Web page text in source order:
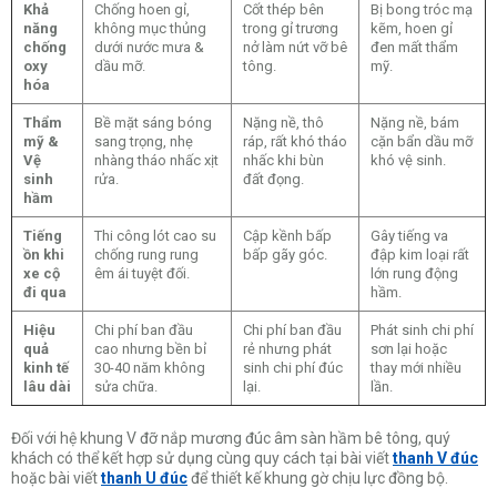
Khả
năng
chống
oxy
hóa
Chống hoen gỉ,
không mục thủng
dưới nước mưa &
dầu mỡ.
Cốt thép bên
trong gỉ trương
nở làm nứt vỡ bê
tông.
Bị bong tróc mạ
kẽm, hoen gỉ
đen mất thẩm
mỹ.
Thẩm
mỹ &
Vệ
sinh
hầm
Bề mặt sáng bóng
sang trọng, nhẹ
nhàng tháo nhấc xịt
rửa.
Nặng nề, thô
ráp, rất khó tháo
nhấc khi bùn
đất đọng.
Nặng nề, bám
cặn bẩn dầu mỡ
khó vệ sinh.
Tiếng
ồn khi
xe cộ
đi qua
Thi công lót cao su
chống rung rung
êm ái tuyệt đối.
Cập kềnh bấp
bấp gãy góc.
Gây tiếng va
đập kim loại rất
lớn rung động
hầm.
Hiệu
quả
kinh tế
lâu dài
Chi phí ban đầu
cao nhưng bền bỉ
30-40 năm không
sửa chữa.
Chi phí ban đầu
rẻ nhưng phát
sinh chi phí đúc
lại.
Phát sinh chi phí
sơn lại hoặc
thay mới nhiều
lần.
Đối với hệ khung V đỡ nắp mương đúc âm sàn hầm bê tông, quý
khách có thể kết hợp sử dụng cùng quy cách tại bài viếtthanh V đúc
hoặc bài viếtthanh U đúcđể thiết kế khung gờ chịu lực đồng bộ.